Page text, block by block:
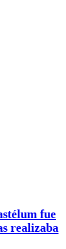
fue
realizaba